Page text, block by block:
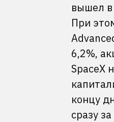
вышел в
При
6,2%,
SpaceX
концу
сразу